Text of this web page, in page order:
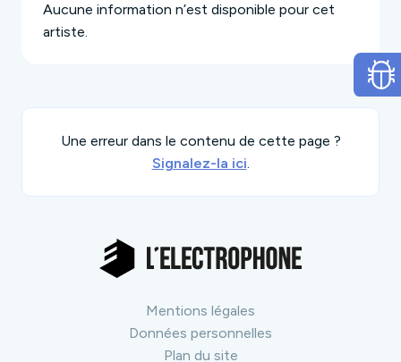
Aucune information n’est disponible pour cet
artiste.
Une erreur dans le contenu de cette page ?
Signalez-la ici.
Mentions légales
Données personnelles
Plan du site